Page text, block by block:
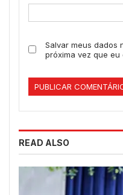
Salvar meus dados
próxima vez que eu
READ ALSO